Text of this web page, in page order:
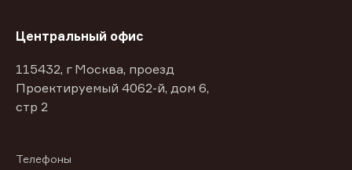
Центральный офис
115432, г Москва, проезд
Проектируемый 4062-й, дом 6,
стр 2
Телефоны